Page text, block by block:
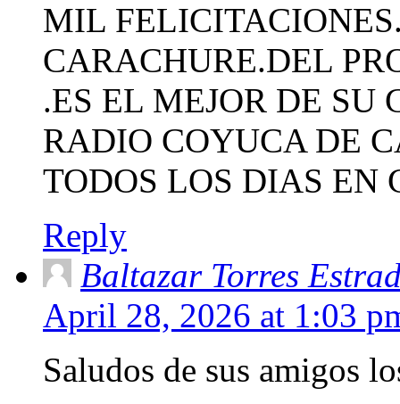
MIL
CARACHURE.DEL
.ES EL MEJOR DE SU
RADIO COYUCA DE
TODOS LOS DIAS EN
Reply
Baltazar Torres
April 28, 2026 at 1:03
Saludos de sus amigos